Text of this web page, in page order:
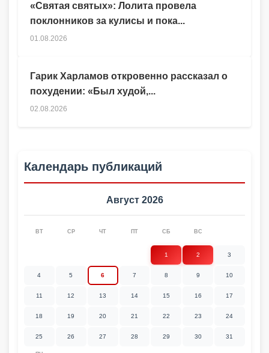
Гарик Харламов откровенно рассказал о
похудении: «Был худой,...
02.08.2026
«Святая святых»: Лолита провела
поклонников за кулисы и пока...
01.08.2026
Календарь публикаций
Август 2026
ВТ СР ЧТ ПТ СБ ВС
1 2 3
4 5 6 7 8 9 10
11 12 13 14 15 16 17
18 19 20 21 22 23 24
25 26 27 28 29 30 31